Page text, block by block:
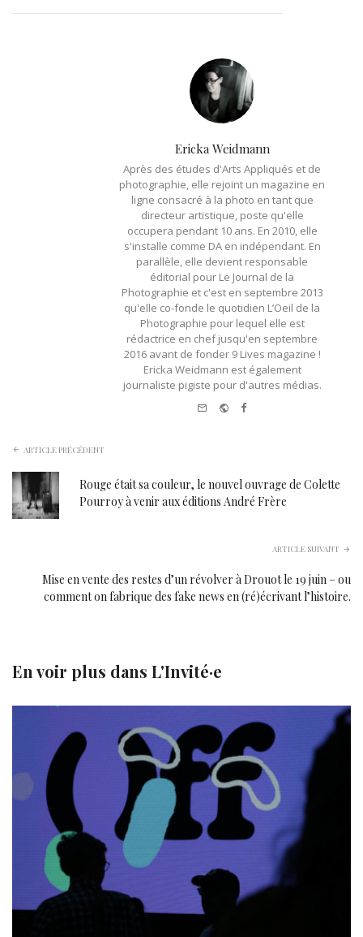
Ericka Weidmann
Après des études d'Arts Appliqués et de
photographie, elle rejoint un magazine en
ligne consacré à la photo en tant que
directeur artistique, poste qu'elle
occupera pendant 10 ans. En 2010, elle
s'installe comme DA en indépendant. En
parallèle, elle devient responsable
éditorial pour Le Journal de la
Photographie et c'est en septembre 2013
qu'elle co-fonde le quotidien L’Oeil de la
Photographie pour lequel elle est
rédactrice en chef jusqu'en septembre
2016 avant de fonder 9 Lives magazine !
Ericka Weidmann est également
journaliste pigiste pour d'autres médias.
Website
Facebook
ARTICLE PRÉCÉDENT
Rouge était sa couleur, le nouvel ouvrage de Colette
Pourroy à venir aux éditions André Frère
ARTICLE SUIVANT
Mise en vente des restes d’un révolver à Drouot le 19 juin – ou
comment on fabrique des fake news en (ré)écrivant l’histoire.
En voir plus dans L'Invité·e